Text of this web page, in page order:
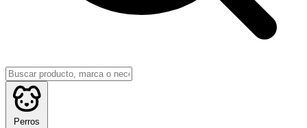
Perros